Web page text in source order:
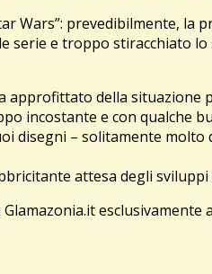
Wars”: prevedibilmente, la
e troppo stiracchiato
approfittato della situazione
incostante e con qualche
disegni – solitamente molto
attesa degli sviluppi
esclusivamente